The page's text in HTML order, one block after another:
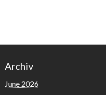
Archiv
June 2026